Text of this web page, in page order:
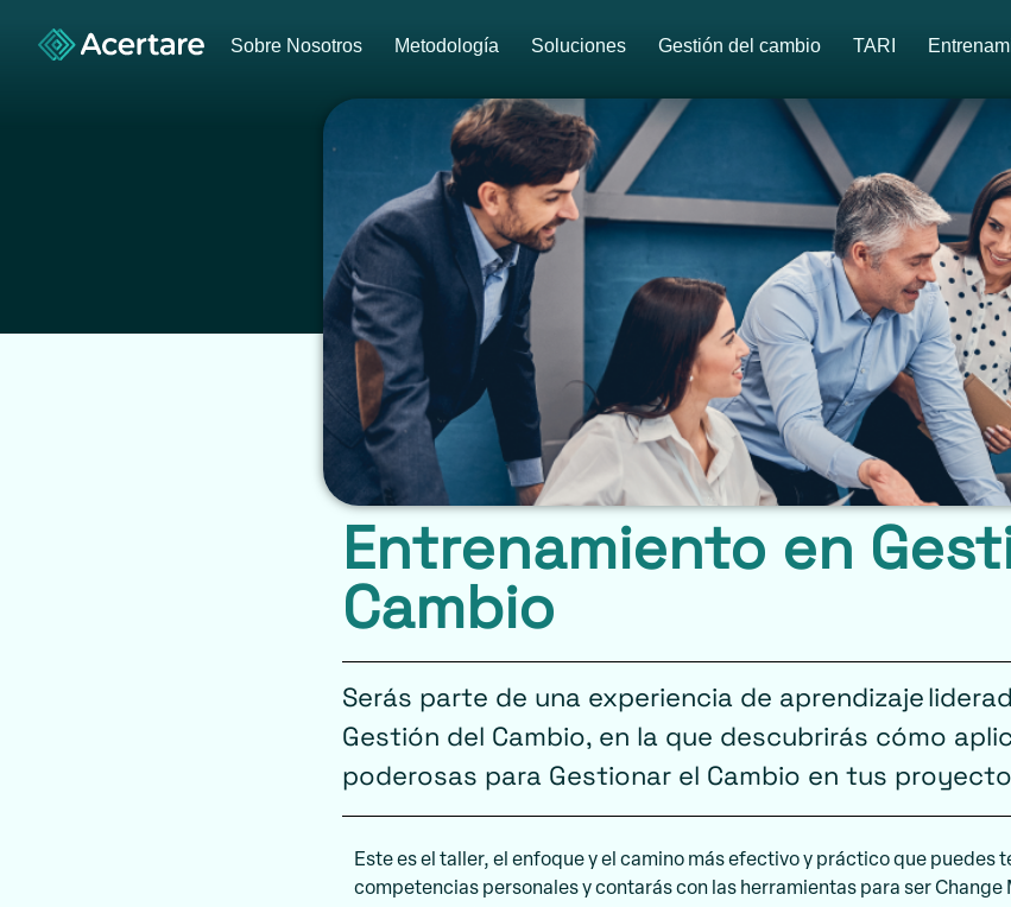
Sobre Nosotros Metodología Soluciones Gestión del cambio TARI
Entrenamiento en
Cambio
Serás parte de una experiencia de aprendizaje
Gestión del Cambio, en la que descubrirás cómo
poderosas para Gestionar el Cambio en tus
Este es el taller, el enfoque y el camino más efectivo y práctico que puedes
competencias personales y contarás con las herramientas para ser Change